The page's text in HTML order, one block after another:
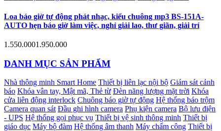
Loa báo giờ tự động phát nhạc, kiểu chuông mp3 BS-151A-
AUTO hẹn báo giờ làm việc, nghỉ giải lao, thư giãn, giải trí
1.550.0001.950.000
DANH MỤC SẢN PHẨM
Nhà thông minh Smart Home Thiết bị liên lạc nội bộ Giám sát cảnh
báo Khóa vân tay, Mật mã, Thẻ từ Đèn năng lượng mặt trời Khóa
cửa liên động interlock Chuông báo giờ tự động Hệ thống báo trộm
Camera quan sát Đầu ghi hình camera Phụ kiện camera Bộ lưu điện
- UPS Hệ thống gọi phục vụ Thiết bị vệ sinh thông minh Thiết bị
giáo dục Máy bộ đàm Hệ thống âm thanh Máy chấm công Thiết bị